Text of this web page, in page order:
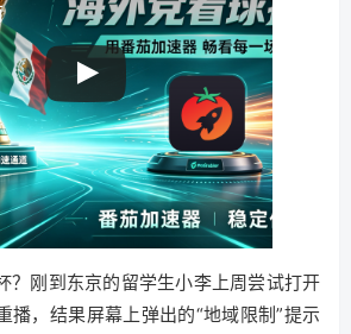
？刚到东京的留学生小李上周尝试打开
播，结果屏幕上弹出的“地域限制”提示